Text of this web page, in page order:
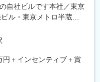
自社ビルです本社／東京
ル・東京メトロ半蔵門
歩2分・東京メトロ丸ノ
喫煙対策：屋内禁煙
円＋インセンティブ＋賞